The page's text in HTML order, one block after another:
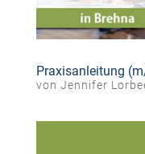
Praxisanleitung
von Jennifer